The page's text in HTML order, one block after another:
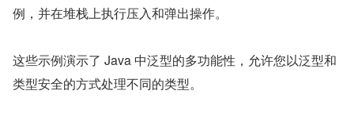
例，并在堆栈上执行压入和弹出操作。
这些示例演示了 Java 中泛型的多功能性，允许您以泛型和
类型安全的方式处理不同的类型。